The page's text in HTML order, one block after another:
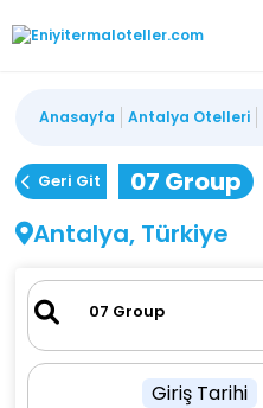
Anasayfa Antalya Otelleri
Geri Git
07 Group
Antalya, Türkiye
Giriş Tarihi